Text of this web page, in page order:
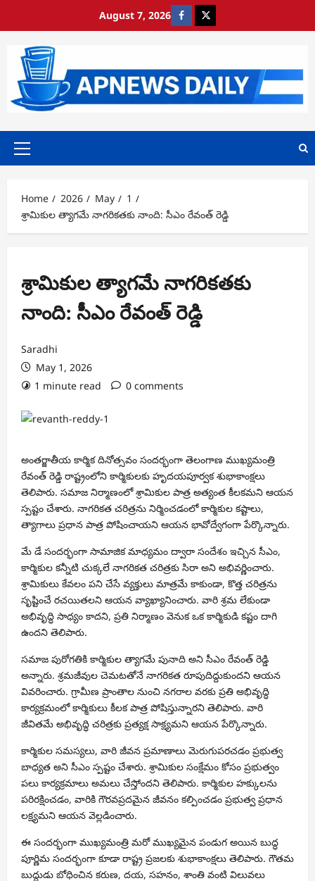
August 7, 2026 https://www.facebook.com/
https://x.com/
Primary
Home 2026 May
1
శ్రామికుల త్యాగమే నాగరికతకు నాంది: సీఎం రేవంత్ రెడ్డి
శ్రామికుల త్యాగమే నాగరికతకు
నాంది: సీఎం రేవంత్ రెడ్డి
Saradhi
May 1, 2026
1 minute read
0 comments
అంతర్జాతీయ కార్మిక దినోత్సవం సందర్భంగా తెలంగాణ ముఖ్యమంత్రి
రేవంత్ రెడ్డి రాష్ట్రంలోని కార్మికులకు హృదయపూర్వక శుభాకాంక్షలు
తెలిపారు. సమాజ నిర్మాణంలో శ్రామికుల పాత్ర అత్యంత కీలకమని ఆయన
స్పష్టం చేశారు. నాగరికత చరిత్రను నిర్మించడంలో కార్మికుల కష్టాలు,
త్యాగాలు ప్రధాన పాత్ర పోషించాయని ఆయన భావోద్వేగంగా పేర్కొన్నారు.
మే డే సందర్భంగా సామాజిక మాధ్యమం ద్వారా సందేశం ఇచ్చిన సీఎం,
కార్మికుల కన్నీటి చుక్కలే నాగరికత చరిత్రకు సిరా అని అభివర్ణించారు.
శ్రామికులు కేవలం పని చేసే వ్యక్తులు మాత్రమే కాకుండా, కొత్త చరిత్రను
సృష్టించే రచయితలని ఆయన వ్యాఖ్యానించారు. వారి శ్రమ లేకుండా
అభివృద్ధి సాధ్యం కాదని, ప్రతి నిర్మాణం వెనుక ఒక కార్మికుడి కష్టం దాగి
ఉందని తెలిపారు.
సమాజ పురోగతికి కార్మికుల త్యాగమే పునాది అని సీఎం రేవంత్ రెడ్డి
అన్నారు. శ్రమజీవుల చెమటతోనే నాగరికత రూపుదిద్దుకుందని ఆయన
వివరించారు. గ్రామీణ ప్రాంతాల నుంచి నగరాల వరకు ప్రతి అభివృద్ధి
కార్యక్రమంలో కార్మికులు కీలక పాత్ర పోషిస్తున్నారని తెలిపారు. వారి
జీవితమే అభివృద్ధి చరిత్రకు ప్రత్యక్ష సాక్ష్యమని ఆయన పేర్కొన్నారు.
కార్మికుల సమస్యలు, వారి జీవన ప్రమాణాలు మెరుగుపరచడం ప్రభుత్వ
బాధ్యత అని సీఎం స్పష్టం చేశారు. శ్రామికుల సంక్షేమం కోసం ప్రభుత్వం
పలు కార్యక్రమాలు అమలు చేస్తోందని తెలిపారు. కార్మికుల హక్కులను
పరిరక్షించడం, వారికి గౌరవప్రదమైన జీవనం కల్పించడం ప్రభుత్వ ప్రధాన
లక్ష్యమని ఆయన వెల్లడించారు.
ఈ సందర్భంగా ముఖ్యమంత్రి మరో ముఖ్యమైన పండుగ అయిన బుద్ధ
పూర్ణిమ సందర్భంగా కూడా రాష్ట్ర ప్రజలకు శుభాకాంక్షలు తెలిపారు. గౌతమ
బుద్ధుడు బోధించిన కరుణ, దయ, సహనం, శాంతి వంటి విలువలు